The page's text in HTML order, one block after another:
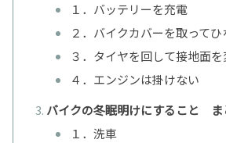
１．バッテリーを充電
２．バイクカバーを取ってひ
３．タイヤを回して接地面を
４．エンジンは掛けない
バイクの冬眠明けにすること ま
１．洗車